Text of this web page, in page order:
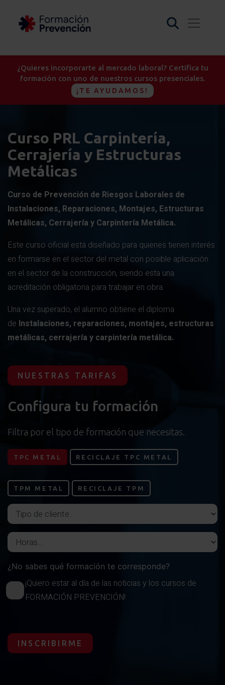
¿Quieres incorporarte al mercado laboral? Certifica tu
formación con uno de nuestros cursos presenciales.
¡TE AYUDAMOS!
Curso PRL Carpintería,
Cerrajería y Estructuras
Metálicas
Curso de Prevención de Riesgos Laborales de
Instalaciones, Reparaciones, Montajes, Estructuras
Metálicas, Cerrajería y Carpintería Metálica.
Este curso oficial está diseñado para quienes tienen interés
en formarse en el sector del metal con posible aplicación
en el sector de la construcción, siendo esta una
acreditación obligatoria para trabajar en obra.
Una vez superado, el alumno obtiene el diploma
de Instalaciones, reparaciones, montajes, estructuras
metálicas, cerrajería y carpintería metálica.
NUESTRAS TARIFAS
Configura tu formación
Filtra por el tipo de formación que necesitas.
TPC METAL RECICLAJE TPC METAL
TPM METAL RECICLAJE TPM
Tipo de cliente
Horas del curso
¿No sabes qué formación te corresponde?
¡Quiero estar al día de las noticias y los cursos de
FORMACIÓN PREVENCIÓN!
INSCRIBIRME